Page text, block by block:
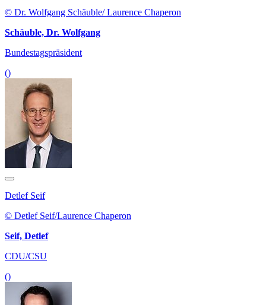
© Dr. Wolfgang Schäuble/ Laurence Chaperon
Schäuble, Dr. Wolfgang
Bundestagspräsident
()
Detlef Seif
© Detlef Seif/Laurence Chaperon
Seif, Detlef
CDU/CSU
()